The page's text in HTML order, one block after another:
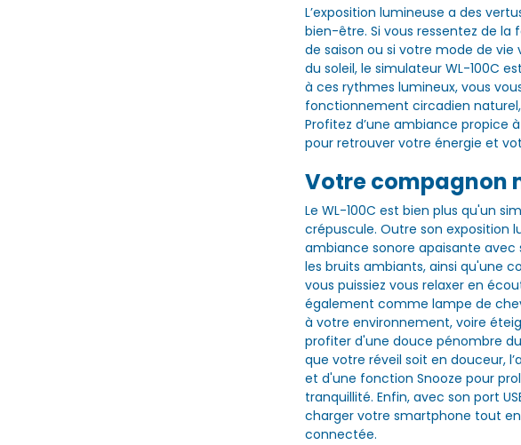
L’exposition lumineuse a des
bien-être. Si vous ressentez de
de saison ou si votre mode de
du soleil, le simulateur WL-100C
à ces rythmes lumineux, vous
fonctionnement circadien
Profitez d’une ambiance propice
pour retrouver votre énergie et
Votre compagnon
Le WL-100C est bien plus qu'un
crépuscule. Outre son exposition
ambiance sonore apaisante avec
les bruits ambiants, ainsi qu'une
vous puissiez vous relaxer en
également comme lampe de
à votre environnement, voire
profiter d'une douce pénombre
que votre réveil soit en douceur,
et d'une fonction Snooze pour
tranquillité. Enfin, avec son port
charger votre smartphone tout
connectée.